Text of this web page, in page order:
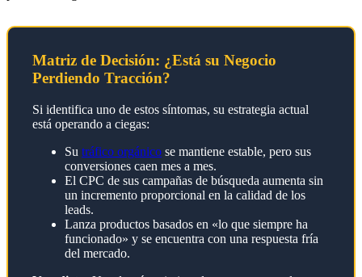
Matriz de Decisión: ¿Está su Negocio
Perdiendo Tracción?
Si identifica uno de estos síntomas, su estrategia actual
está operando a ciegas:
Su tráfico orgánico se mantiene estable, pero sus
conversiones caen mes a mes.
El CPC de sus campañas de búsqueda aumenta sin
un incremento proporcional en la calidad de los
leads.
Lanza productos basados en «lo que siempre ha
funcionado» y se encuentra con una respuesta fría
del mercado.